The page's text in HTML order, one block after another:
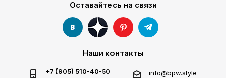
Оставайтесь на связи
Наши контакты
+7 (905) 510-40-50 info@bpw.style